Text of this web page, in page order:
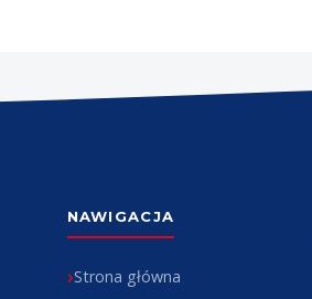
NAWIGACJA
Strona główna